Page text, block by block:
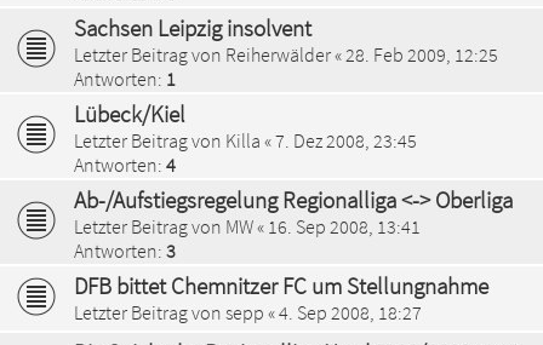
Sachsen Leipzig insolvent
Letzter Beitrag von Reiherwälder« 28. Feb 2009, 12:25
Antworten: 1
Lübeck/Kiel
Letzter Beitrag von Killa «7. Dez 2008, 23:45
Antworten: 4
Ab-/Aufstiegsregelung Regionalliga <-> Oberliga
Letzter Beitrag von MW« 16. Sep 2008, 13:41
Antworten: 3
DFB bittet Chemnitzer FC um Stellungnahme
Letzter Beitrag von sepp «4. Sep 2008, 18:27